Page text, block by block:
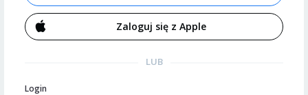
Zaloguj się z Apple
LUB
Login